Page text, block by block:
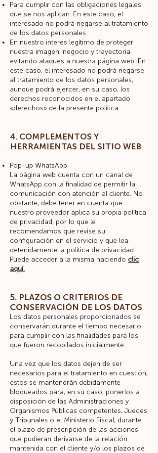
Para cumplir con las obligaciones legales
que se nos aplican. En este caso, el
interesado no podrá negarse al tratamiento
de los datos personales.
En nuestro interés legítimo de proteger
nuestra imagen, negocio y trayectoria
evitando ataques a nuestra página web. En
este caso, el interesado no podrá negarse
al tratamiento de los datos personales,
aunque podrá ejercer, en su caso, los
derechos reconocidos en el apartado
«derechos» de la presente política.
4. COMPLEMENTOS Y
HERRAMIENTAS DEL SITIO WEB
Pop-up WhatsApp
La página web cuenta con un canal de
WhatsApp con la finalidad de permitir la
comunicación con atención al cliente. No
obstante, debe tener en cuenta que
nuestro proveedor aplica su propia política
de privacidad, por lo que le
recomendamos que revise su
configuración en el servicio y que lea
detenidamente la política de privacidad.
Puede acceder a la misma haciendo clic
aquí.
5. PLAZOS O CRITERIOS DE
CONSERVACIÓN DE LOS DATOS
Los datos personales proporcionados se
conservarán durante el tiempo necesario
para cumplir con las finalidades para los
que fueron recopilados inicialmente.
Una vez que los datos dejen de ser
necesarios para el tratamiento en cuestión,
estos se mantendrán debidamente
bloqueados para, en su caso, ponerlos a
disposición de las Administraciones y
Organismos Públicas competentes, Jueces
y Tribunales o el Ministerio Fiscal, durante
el plazo de prescripción de las acciones
que pudieran derivarse de la relación
mantenida con el cliente y/o los plazos de